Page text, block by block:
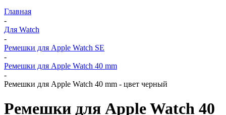
Главная
-
Для Watch
-
Ремешки для Apple Watch SE
-
Ремешки для Apple Watch 40 mm
-
Ремешки для Apple Watch 40 mm - цвет черный
Ремешки для Apple Watch 40